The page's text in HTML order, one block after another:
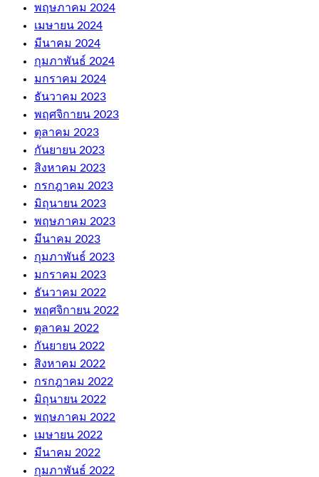
พฤษภาคม 2024
เมษายน 2024
มีนาคม 2024
กุมภาพันธ์ 2024
มกราคม 2024
ธันวาคม 2023
พฤศจิกายน 2023
ตุลาคม 2023
กันยายน 2023
สิงหาคม 2023
กรกฎาคม 2023
มิถุนายน 2023
พฤษภาคม 2023
มีนาคม 2023
กุมภาพันธ์ 2023
มกราคม 2023
ธันวาคม 2022
พฤศจิกายน 2022
ตุลาคม 2022
กันยายน 2022
สิงหาคม 2022
กรกฎาคม 2022
มิถุนายน 2022
พฤษภาคม 2022
เมษายน 2022
มีนาคม 2022
กุมภาพันธ์ 2022